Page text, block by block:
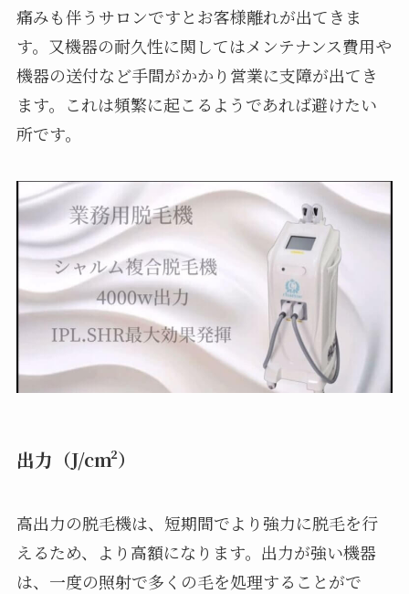
痛みも伴うサロンですとお客様離れが出てきま
す。又機器の耐久性に関してはメンテナンス費用や
機器の送付など手間がかかり営業に支障が出てき
ます。これは頻繁に起こるようであれば避けたい
所です。
出力（J/cm²）
高出力の脱毛機は、短期間でより強力に脱毛を行
えるため、より高額になります。出力が強い機器
は、一度の照射で多くの毛を処理することがで